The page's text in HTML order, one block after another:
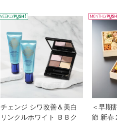
WEEKLY PUSH
チェンジ シワ改善＆美白
リンクルホワイト ＢＢク
＜早期
節 新春